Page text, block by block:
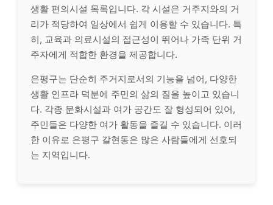
생활 편의시설 목록입니다. 각 시설은 거주지와의 거
리가 적당하여 일상에서 쉽게 이용할 수 있습니다. 특
히, 교육과 의료시설의 접근성이 뛰어나 가족 단위 거
주자에게 적합한 환경을 제공합니다.
은평구는 단순히 주거지로서의 기능을 넘어, 다양한
생활 인프라 덕분에 주민의 삶의 질을 높이고 있습니
다. 각종 문화시설과 여가 공간도 잘 형성되어 있어,
주민들은 다양한 여가 활동을 즐길 수 있습니다. 이러
한 이유로 은평구 갈현동은 많은 사람들에게 선호되
는 지역입니다.